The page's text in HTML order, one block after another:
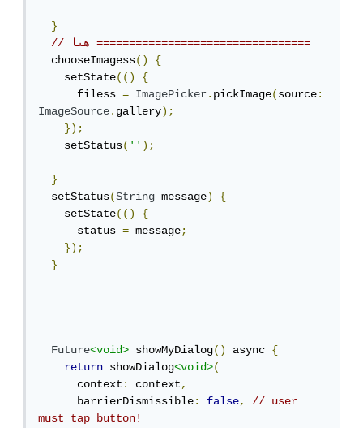
}
// هنا =================================
  chooseImagess
()
{
    setState
(()
{
      filess
= ImagePicker.pickImage(source:
ImageSource.gallery);
});
    setStatus
('');
}
  setStatus
(String message)
{
    setState
(()
{
      status
= message;
});
}
Future<void> showMyDialog() async {
return showDialog<void>(
      context
: context,
      barrierDismissible
: false,
// user
must tap button!